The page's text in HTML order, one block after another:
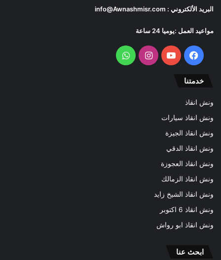
البريد الألكتروني : info@Awnashmisr.com
مواعيد العمل :يوميا 24 ساعة
فيسبوكيوتيوب انستقرامواتساب
خدمتنا
ونش انقاذ
ونش انقاذ سيارات
ونش انقاذ الجيزة
ونش انقاذ الدقي
ونش انقاذ العجوزة
ونش انقاذ الزمالك
ونش انقاذ الشيخ زايد
ونش انقاذ 6 اكتوبر
ونش انقاذ ابو رواش
ابحث عنا